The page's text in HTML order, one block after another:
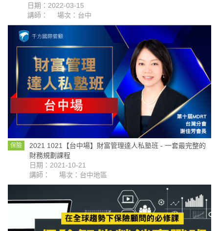
日期：2022-03-15
講師：
場次：台中
保險
2021 1021【台中場】財富管理達人私塾班 - 一套最完整的
財務規劃課程
日期：2021-10-21
講師：
場次：台中地區